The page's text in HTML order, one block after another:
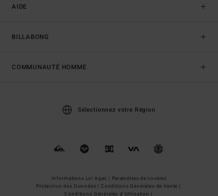
AIDE
BILLABONG
COMMUNAUTÉ HOMME
Sélectionnez votre Région
Informations Loi Agec | Paramètres de cookies
Protection des Données | Conditions Générales de Vente |
Conditions Générales d'Utilisation |